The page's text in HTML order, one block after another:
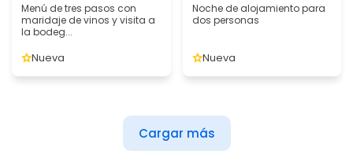
Menú de tres pasos con
maridaje de vinos y visita a
la bodeg...
Nueva
Noche de alojamiento para
dos personas
Nueva
Cargar más